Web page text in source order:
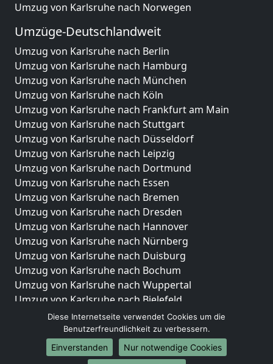
Umzug von Karlsruhe nach Norwegen
Umzüge-Deutschlandweit
Umzug von Karlsruhe nach Berlin
Umzug von Karlsruhe nach Hamburg
Umzug von Karlsruhe nach München
Umzug von Karlsruhe nach Köln
Umzug von Karlsruhe nach Frankfurt am Main
Umzug von Karlsruhe nach Stuttgart
Umzug von Karlsruhe nach Düsseldorf
Umzug von Karlsruhe nach Leipzig
Umzug von Karlsruhe nach Dortmund
Umzug von Karlsruhe nach Essen
Umzug von Karlsruhe nach Bremen
Umzug von Karlsruhe nach Dresden
Umzug von Karlsruhe nach Hannover
Umzug von Karlsruhe nach Nürnberg
Umzug von Karlsruhe nach Duisburg
Umzug von Karlsruhe nach Bochum
Umzug von Karlsruhe nach Wuppertal
Umzug von Karlsruhe nach Bielefeld
Umzug von Karlsruhe nach Bonn
Umzug von Karlsruhe nach Münster
Internationale-Umzüge
Diese Internetseite verwendet Cookies um die
Benutzerfreundlichkeit zu verbessern.
Einverstanden
Nur notwendige Cookies